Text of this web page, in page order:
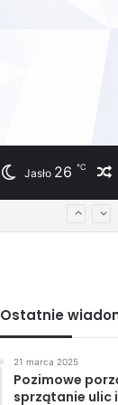
Jasło 26 ℃
Ostatnie
21 marca 2025
Pozimowe
sprzątanie ulic